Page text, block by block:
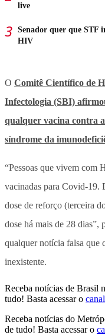
live
Senador quer que STF
HIV
O Comitê Científico de
Infectologia (SBI)
qualquer vacina contra
síndrome da
“Pessoas que vivem com
vacinadas para Covid-19.
dose de reforço (terceira
dose há mais de 28 dias”,
qualquer notícia falsa que
inexistente.
Receba notícias de Brasil
tudo! Basta acessar o
Receba notícias do
de tudo! Basta acessar o